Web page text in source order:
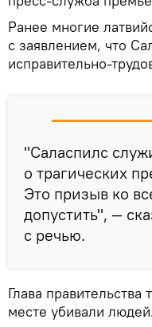
Ранее многие
с заявлением, что
исправительно-
"Саласпилс
о трагических
Это призыв ко
допустить", —
с речью.
Глава
месте убивали